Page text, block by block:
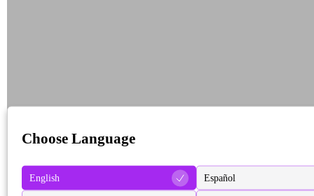
Choose Language
English Español